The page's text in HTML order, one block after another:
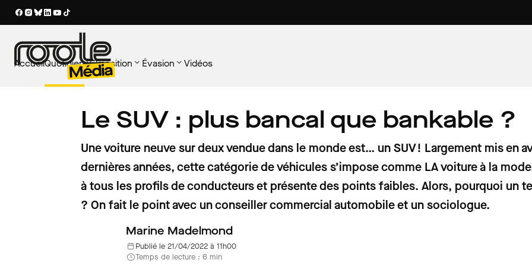
AccueilQuotidien
Équipement
Réglementation
AU VOLANT
7 min
Ce qui change pour les automobilistes
au 1er août 2026 : carte grise, voiture
AU VOLANT
Prix des carburants : voici les tarifs
France ce samedi 1er août 2026
Transition
Nouveaux usages
Voiture propre
VOITURE PROPRE
4 min
Voitures électriques : une pollution
insoupçonnée près des bornes de
VOITURE PROPRE
Rouler au Superéthanol-E85 :
avantages et inconvénients
Évasion
Patrimoine
Voyager en France
PATRIMOINE
6 min
Rassemblements de voitures
anciennes : l'agenda du week-end du
1er et 2 août en France
PATRIMOINE
Du « Paradis » à « l'enfer des enfers
l'étonnant vocabulaire des
de la Route des Phares dans le
Finistère
Vidéos
Le SUV : plus bancal que bankable ?
Une voiture neuve sur deux vendue dans le monde est… un SUV ! Largement mis en
dernières années, cette catégorie de véhicules s’impose comme LA voiture à la
à tous les profils de conducteurs et présente des points faibles. Alors, pourquoi un
? On fait le point avec un conseiller commercial automobile et un sociologue.
Marine Madelmond
Publié le 21/04/2022 à 11h00
Temps de lecture : 6 min